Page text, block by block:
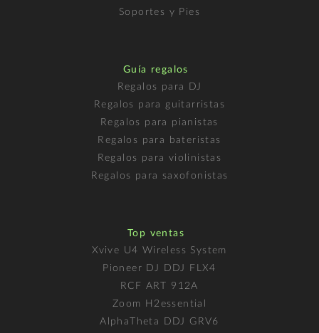
Soportes y Pies
Guía regalos
Regalos para DJ
Regalos para guitarristas
Regalos para pianistas
Regalos para bateristas
Regalos para violinistas
Regalos para saxofonistas
Top ventas
Xvive U4 Wireless System
Pioneer DJ DDJ FLX4
RCF ART 912A
Zoom H2essential
AlphaTheta DDJ GRV6